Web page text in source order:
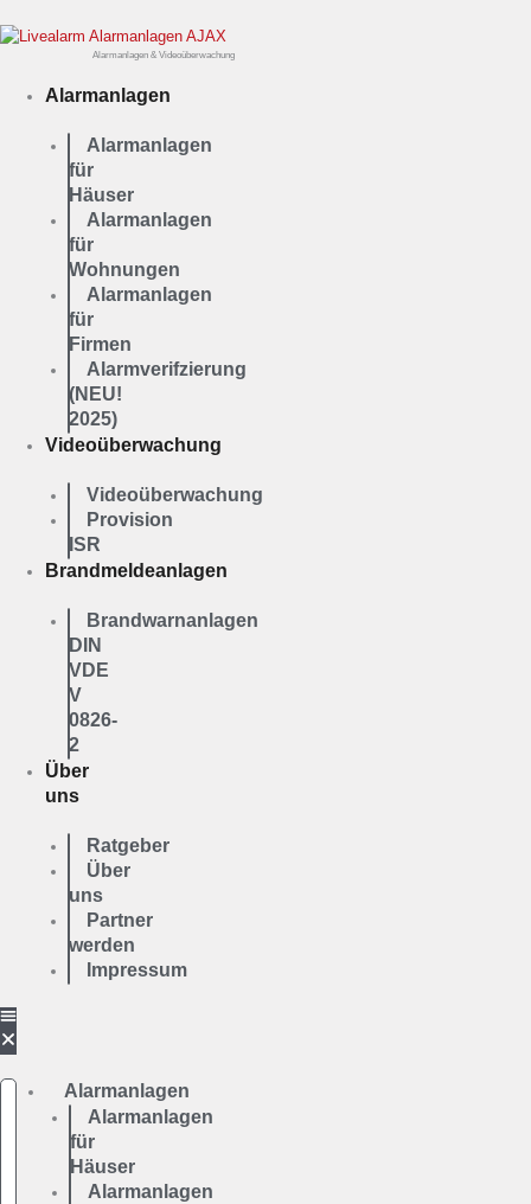
Inhalt
Alarmanlagen & Videoüberwachung
Alarmanlagen
Alarmanlagen
für
Häuser
Alarmanlagen
für
Wohnungen
Alarmanlagen
für
Firmen
Alarmverifzierung
(NEU!
2025)
Videoüberwachung
Videoüberwachung
Provision
ISR
Brandmeldeanlagen
Brandwarnanlagen
DIN
VDE
V
0826-
2
Über
uns
Ratgeber
Über
uns
Partner
werden
Impressum
Alarmanlagen
Alarmanlagen
für
Häuser
Alarmanlagen